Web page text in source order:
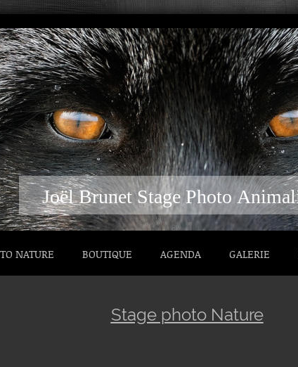
Joël Brunet Stage Photo
NATURE BOUTIQUE AGENDA GALERIE
Stage photo Nature